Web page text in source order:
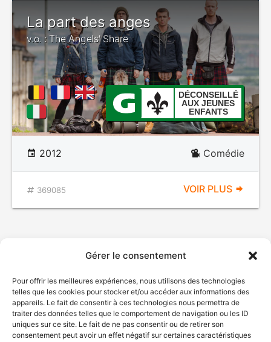
Gérer le consentement
Pour offrir les meilleures expériences, nous utilisons des technologies
telles que les cookies pour stocker et/ou accéder aux informations des
appareils. Le fait de consentir à ces technologies nous permettra de
traiter des données telles que le comportement de navigation ou les ID
uniques sur ce site. Le fait de ne pas consentir ou de retirer son
consentement peut avoir un effet négatif sur certaines caractéristiques
La part des anges
v.o. : The Angels' Share
DÉCONSEILLÉ
AUX JEUNES
ENFANTS
2012 Comédie
369085 VOIR PLUS